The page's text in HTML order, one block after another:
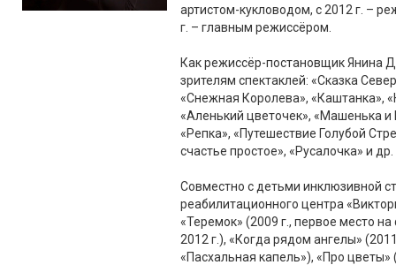
артистом-кукловодом, с 2012 г. –
г. – главным режиссёром.
Как режиссёр-постановщик Янина
зрителям спектаклей: «Сказка
«Снежная Королева», «Каштанка»,
«Аленький цветочек», «Машенька
«Репка», «Путешествие Голубой
счастье простое», «Русалочка» и др.
Совместно с детьми инклюзивной
реабилитационного центра
«Теремок» (2009 г., первое место
2012 г.), «Когда рядом ангелы»
«Пасхальная капель»), «Про цветы»